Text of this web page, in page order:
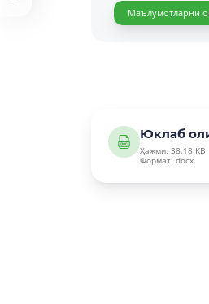
Маълумотларни
Юклаб
Ҳажми: 38.18 KB
Формат: docx